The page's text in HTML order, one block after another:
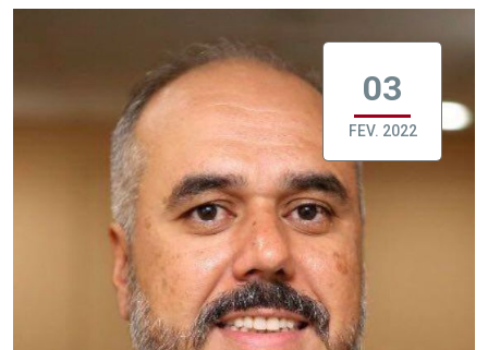
03
FEV. 2022